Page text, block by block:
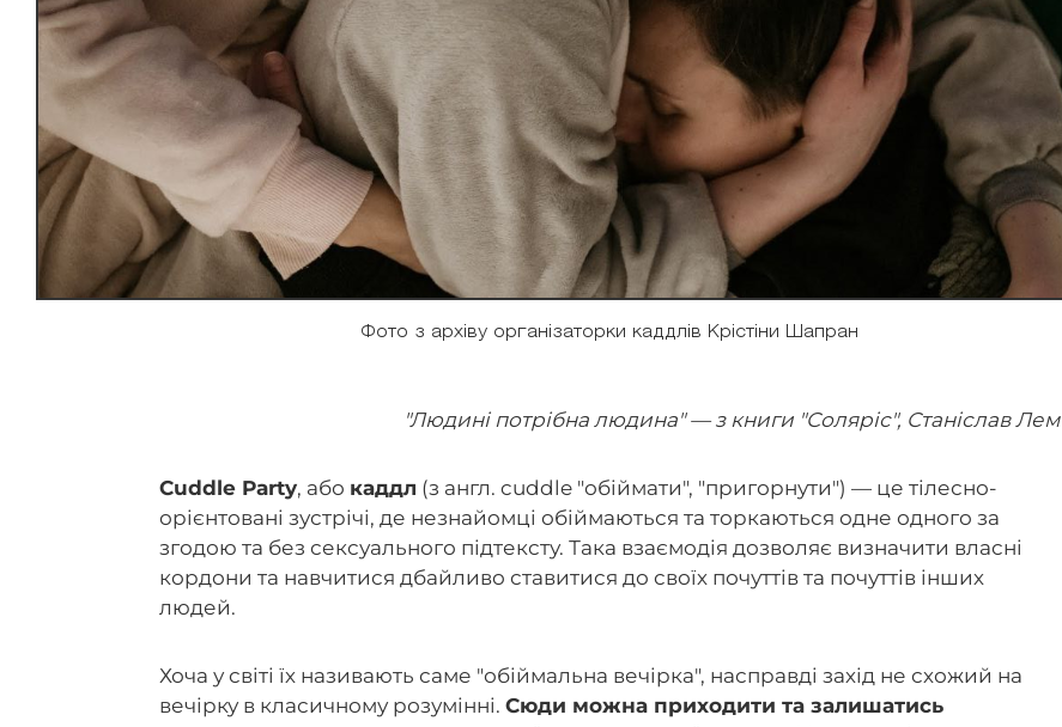
Фото з архіву організаторки каддлів Крістіни Шапран
"Людині потрібна людина" — з книги "Соляріс", Станіслав Лем
Cuddle Party, або каддл (з англ. cuddle "обіймати", "пригорнути") — це тілесно-
орієнтовані зустрічі, де незнайомці обіймаються та торкаються одне одного за
згодою та без сексуального підтексту. Така взаємодія дозволяє визначити власні
кордони та навчитися дбайливо ставитися до своїх почуттів та почуттів інших
людей.
Хоча у світі їх називають саме "обіймальна вечірка", насправді захід не схожий на
вечірку в класичному розумінні.Сюди можна приходити та залишатись